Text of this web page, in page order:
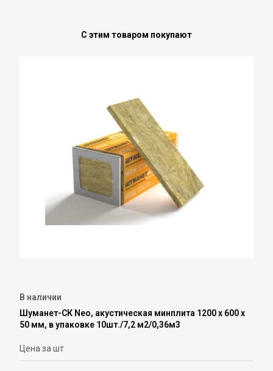
С этим товаром покупают
В наличии
Шуманет-СК Neo, акустическая минплита 1200 х 600 х
50 мм, в упаковке 10шт./7,2 м2/0,36м3
Цена за шт